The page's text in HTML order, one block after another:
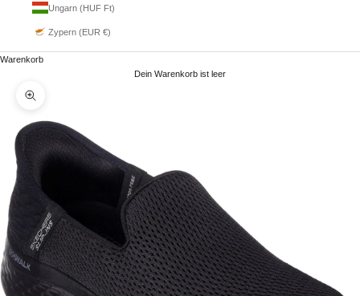
Ungarn (HUF Ft)
Zypern (EUR €)
Warenkorb
Dein Warenkorb ist leer
Bild vergrößern